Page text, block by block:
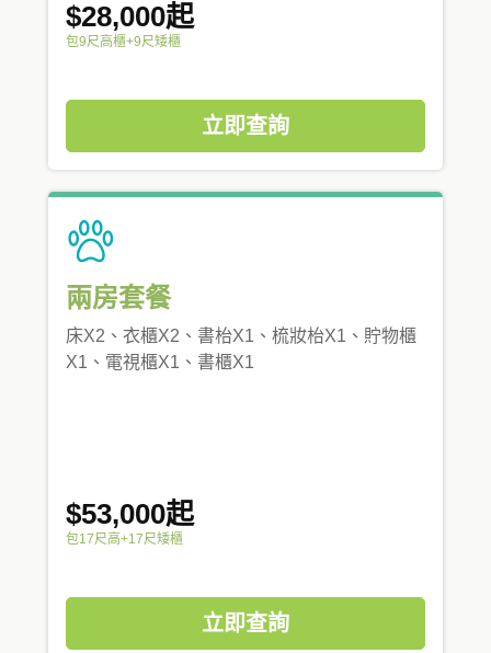
$28,000起
包9尺高櫃+9尺矮櫃
立即查詢
兩房套餐
床X2、衣櫃X2、書枱X1、梳妝枱X1、貯物櫃
X1、電視櫃X1、書櫃X1
$53,000起
包17尺高+17尺矮櫃
立即查詢